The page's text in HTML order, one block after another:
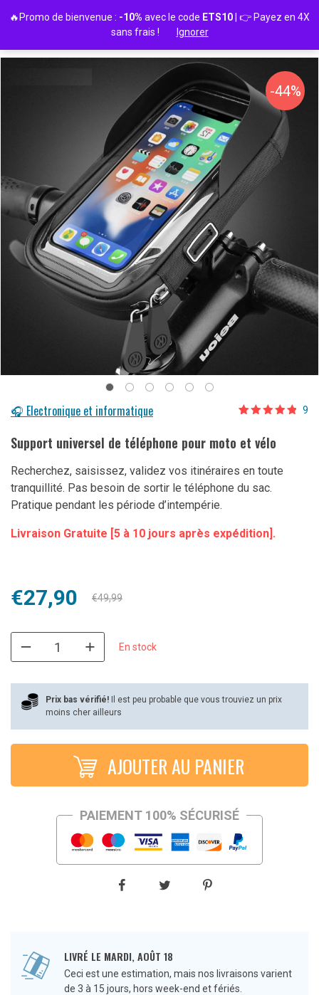
-44%
🎧 Electronique et informatique
basé sur
notations
9
Support universel de téléphone pour moto et vélo
Recherchez, saisissez, validez vos itinéraires en toute
tranquillité. Pas besoin de sortir le téléphone du sac.
Pratique pendant les période d’intempérie.
Livraison Gratuite [5 à 10 jours après expédition].
€49,99
Le
initial
€49,99.
€27,90
Le
actuel
€27,90.
En stock
Prix bas vérifié!
Il est peu probable que vous trouviez un prix
moins cher ailleurs
AJOUTER AU PANIER
PAIEMENT 100% SÉCURISÉ
LIVRÉ LE MARDI, AOÛT 18
Ceci est une estimation, mais nos livraisons varient
de 3 à 15 jours, hors week-end et fériés.
🔥Promo de bienvenue : -10% avec le code ETS10 | 👉 Payez en 4X
sans frais !
Ignorer